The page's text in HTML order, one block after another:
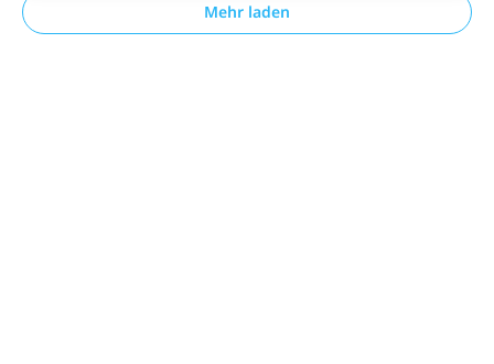
Mehr laden